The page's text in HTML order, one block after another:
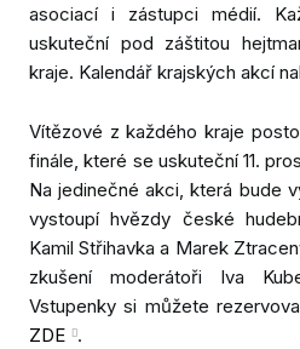
asociací i zástupci médií.
uskuteční pod záštitou
kraje. Kalendář krajských akcí
Vítězové z každého kraje
finále, které se uskuteční 11.
Na jedinečné akci, která bude
vystoupí hvězdy české
Kamil Střihavka a Marek
zkušení moderátoři Iva
Vstupenky si můžete
ZDE .